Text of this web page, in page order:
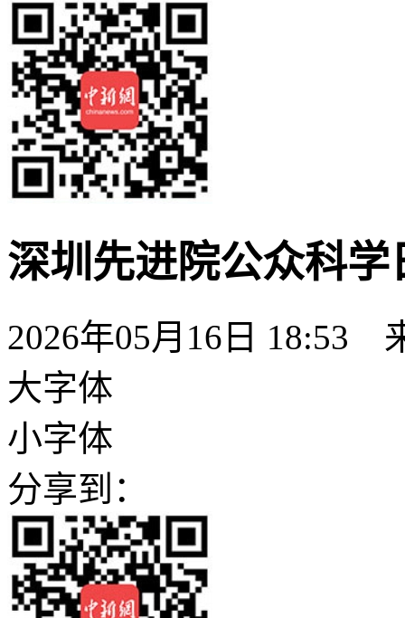
深圳先进院公众科
2026年05月16日 18:53
大字体
小字体
分享到：